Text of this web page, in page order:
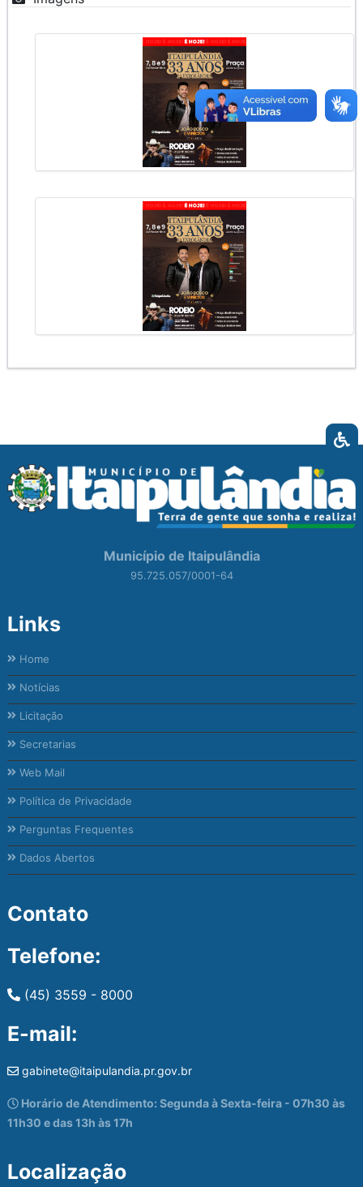
Município de Itaipulândia
95.725.057/0001-64
Links
Home
Notícias
Licitação
Secretarias
Web Mail
Política de Privacidade
Perguntas Frequentes
Dados Abertos
Contato
Telefone:
(45) 3559 - 8000
E-mail:
gabinete@itaipulandia.pr.gov.br
Horário de Atendimento: Segunda à Sexta-feira - 07h30 às
11h30 e das 13h às 17h
Localização